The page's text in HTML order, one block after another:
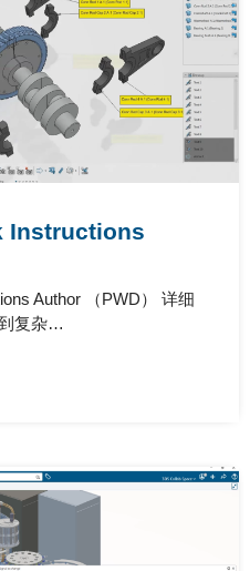
Instructions
Author （PWD） 详细
复杂…